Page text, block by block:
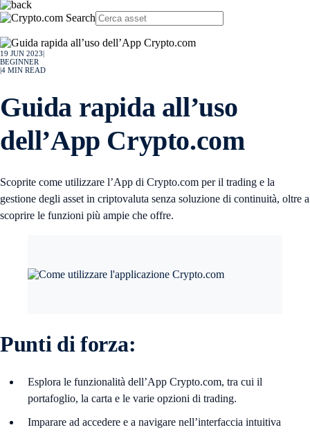
19 JUN 2023
BEGINNER
4 MIN READ
Guida rapida all’uso
dell’App Crypto.com
Scoprite come utilizzare l’App di Crypto.com per il trading e la
gestione degli asset in criptovaluta senza soluzione di continuità, oltre a
scoprire le funzioni più ampie che offre.
Punti di forza:
Esplora le funzionalità dell’App Crypto.com, tra cui il
portafoglio, la carta e le varie opzioni di trading.
Imparare ad accedere e a navigare nell’interfaccia intuitiva